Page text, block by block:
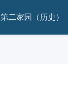
第二家园（历史）